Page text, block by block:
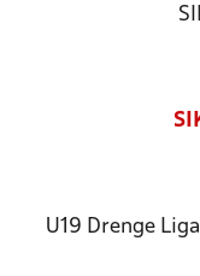
U19 Drenge